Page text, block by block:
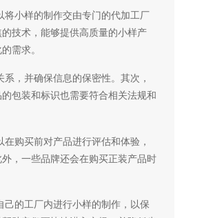
小样的制作交由专门的代加工厂
技术，能够提供高质量的小样产
需求。
，并确保信息的保密性。其次，
包装和标识也需要符合相关法规和
购买前对产品进行评估和体验，
，一些品牌还会在购买正装产品时
的工厂内进行小样的制作，以保